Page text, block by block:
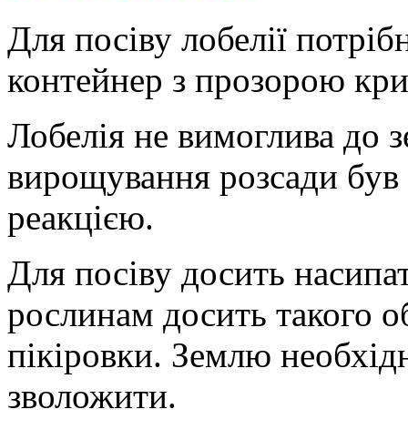
Для посіву лобелії
контейнер з прозорою
Лобелія не вимоглива до
вирощування розсади
реакцією.
Для посіву досить
рослинам досить такого
пікіровки. Землю
зволожити.